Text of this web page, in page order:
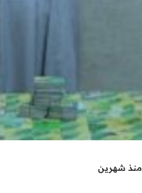
منذ شهرين